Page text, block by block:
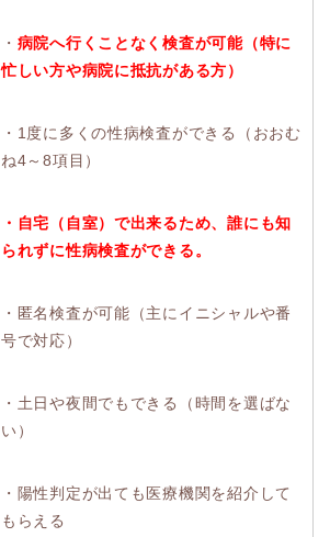
・ 病院へ行くことなく検査が可能（特に
忙しい方や病院に抵抗がある方）
・1度に多くの性病検査ができる（おおむ
ね4～8項目）
・自宅（自室）で出来るため、誰にも知
られずに性病検査ができる。
・匿名検査が可能（主にイニシャルや番
号で対応）
・土日や夜間でもできる（時間を選ばな
い）
・陽性判定が出ても医療機関を紹介して
もらえる